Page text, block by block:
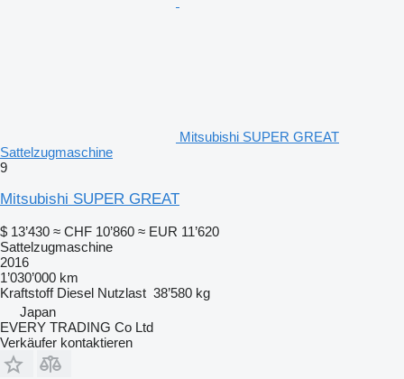
Mitsubishi SUPER GREAT
Sattelzugmaschine
9
Mitsubishi SUPER GREAT
$ 13’430 ≈ CHF 10’860 ≈ EUR 11’620
Sattelzugmaschine
2016
1’030’000 km
Kraftstoff Diesel Nutzlast 38’580 kg
Japan
EVERY TRADING Co Ltd
Verkäufer kontaktieren